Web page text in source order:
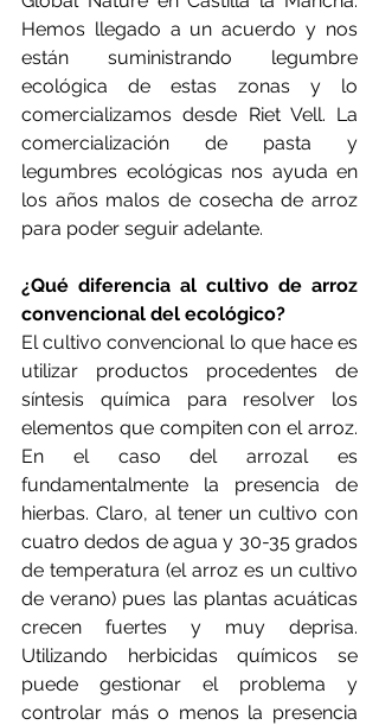
Hemos llegado a un acuerdo y nos
están suministrando legumbre
ecológica de estas zonas y lo
comercializamos desde Riet Vell. La
comercialización de pasta y
legumbres ecológicas nos ayuda en
los años malos de cosecha de arroz
para poder seguir adelante.
¿Qué diferencia al cultivo de arroz
convencional del ecológico?
El cultivo convencional lo que hace es
utilizar productos procedentes de
síntesis química para resolver los
elementos que compiten con el arroz.
En el caso del arrozal es
fundamentalmente la presencia de
hierbas. Claro, al tener un cultivo con
cuatro dedos de agua y 30-35 grados
de temperatura (el arroz es un cultivo
de verano) pues las plantas acuáticas
crecen fuertes y muy deprisa.
Utilizando herbicidas químicos se
puede gestionar el problema y
controlar más o menos la presencia